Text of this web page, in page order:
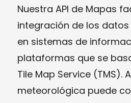
Nuestra API de Mapas
integración de los
en sistemas de
plataformas que se
Tile Map Service (TMS).
meteorológica puede